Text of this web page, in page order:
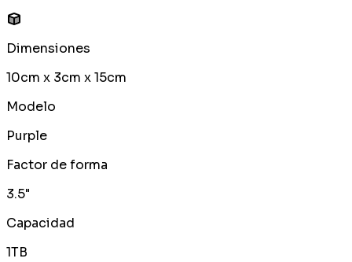
Dimensiones
10cm x 3cm x 15cm
Modelo
Purple
Factor de forma
3.5"
Capacidad
1TB